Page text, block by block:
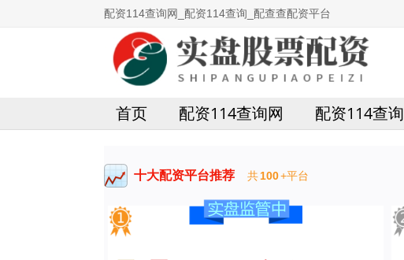
配资114查询网_配资114查询_配查查配资平台
首页 配资114查询网 配资114查询
十大配资平台推荐 共100+平台